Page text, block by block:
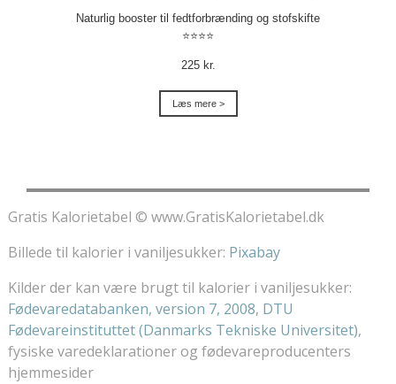
Naturlig booster til fedtforbrænding og stofskifte
⭐⭐⭐⭐
225 kr.
Læs mere >
Gratis Kalorietabel © www.GratisKalorietabel.dk
Billede til kalorier i vaniljesukker: Pixabay
Kilder der kan være brugt til kalorier i vaniljesukker:
Fødevaredatabanken, version 7, 2008, DTU
Fødevareinstituttet (Danmarks Tekniske Universitet),
fysiske varedeklarationer og fødevareproducenters
hjemmesider